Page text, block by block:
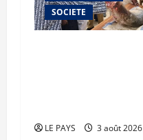
SOCIETE
LE PAYS 3 août 2026